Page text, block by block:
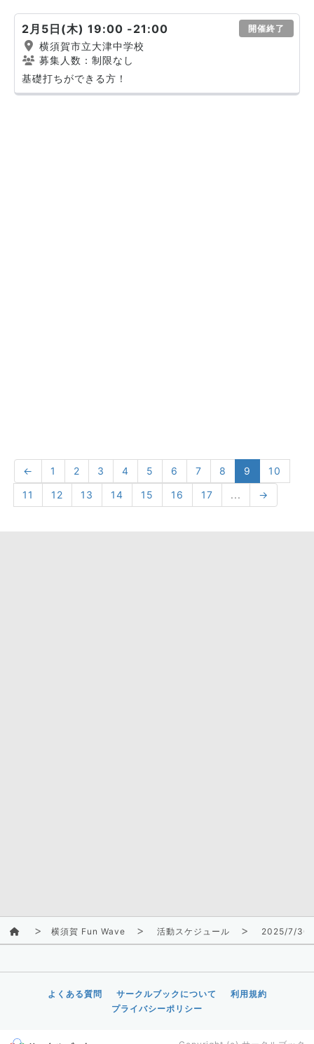
2月5日(木) 19:00 -21:00 開催終了
横須賀市立大津中学校
募集人数：制限なし
基礎打ちができる方！
← 1 2 3 4 5 6 7 8 9
10
11
12 13 14 15 16 17 ... →
横須賀 Fun Wave 活動スケジュール 2025/7/30(
よくある質問 サークルブックについて
利用規約
プライバシーポリシー